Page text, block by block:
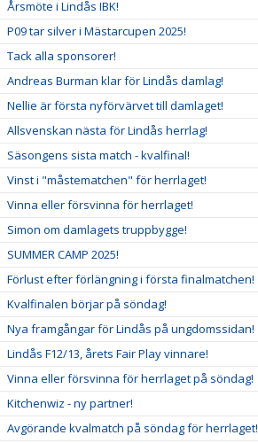
Årsmöte i Lindås IBK!
P09 tar silver i Mästarcupen 2025!
Tack alla sponsorer!
Andreas Burman klar för Lindås damlag!
Nellie är första nyförvärvet till damlaget!
Allsvenskan nästa för Lindås herrlag!
Säsongens sista match - kvalfinal!
Vinst i "måstematchen" för herrlaget!
Vinna eller försvinna för herrlaget!
Simon om damlagets truppbygge!
SUMMER CAMP 2025!
Förlust efter förlängning i första finalmatchen!
Kvalfinalen börjar på söndag!
Nya framgångar för Lindås på ungdomssidan!
Lindås F12/13, årets Fair Play vinnare!
Vinna eller försvinna för herrlaget på söndag!
Kitchenwiz - ny partner!
Avgörande kvalmatch på söndag för herrlaget!